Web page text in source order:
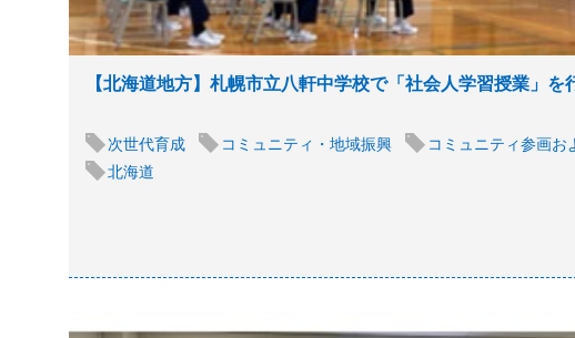
【北海道地方】札幌市立八軒中学校で「社会人学習授業」を
次世代育成 コミュニティ・地域振興
コミュニティ参画お
北海道